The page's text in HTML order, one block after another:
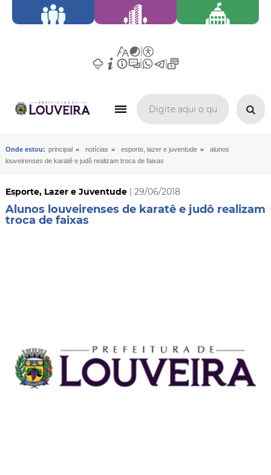
Onde estou: principal » notícias » esporte, lazer e juventude »
alunos
louveirenses de karatê e judô realizam troca de faixas
Esporte, Lazer e Juventude| 29/06/2018
Alunos louveirenses de karatê e judô realizam
troca de faixas